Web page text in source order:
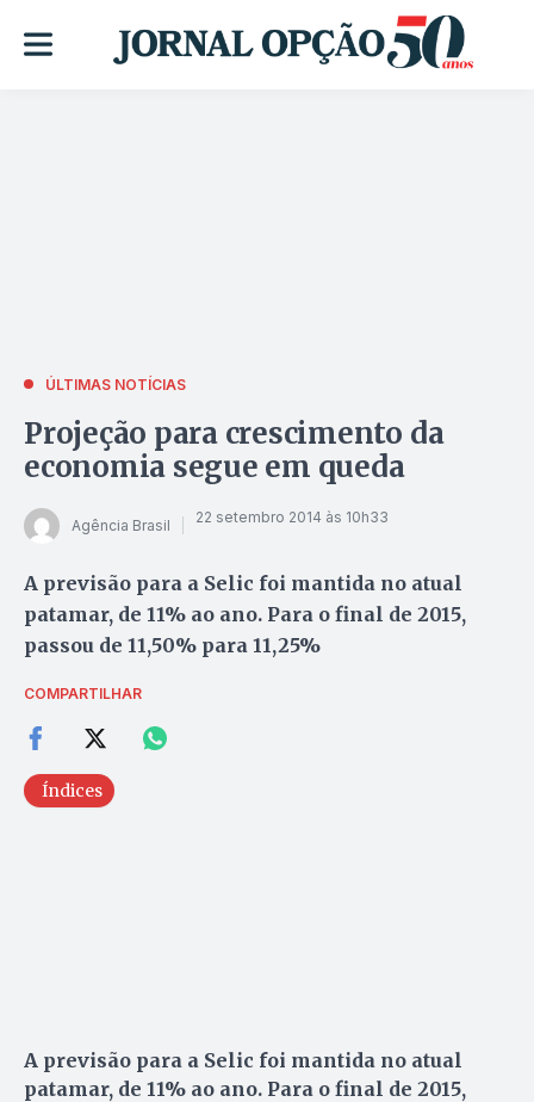
ÚLTIMAS NOTÍCIAS
Projeção para crescimento da
economia segue em queda
Agência Brasil 22 setembro 2014 às 10h33
A previsão para a Selic foi mantida no atual
patamar, de 11% ao ano. Para o final de 2015,
passou de 11,50% para 11,25%
COMPARTILHAR
Índices
A previsão para a Selic foi mantida no atual
patamar, de 11% ao ano. Para o final de 2015,